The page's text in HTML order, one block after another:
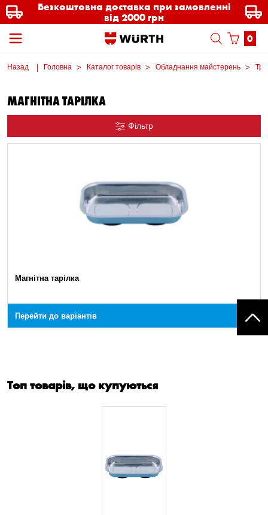
Безкоштовна доставка при замовленні
від 2000 грн
0
Назад Головна Каталог товарів Обладнання майстерень
МАГНІТНА ТАРІЛКА
Фільтр
Магнітна тарілка
Перейти до варіантів
Топ товарів, що купуються